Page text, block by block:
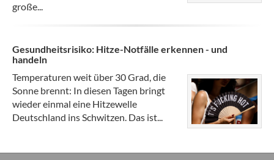
große...
Gesundheitsrisiko: Hitze-Notfälle erkennen - und
handeln
Temperaturen weit über 30 Grad, die
Sonne brennt: In diesen Tagen bringt
wieder einmal eine Hitzewelle
Deutschland ins Schwitzen. Das ist...